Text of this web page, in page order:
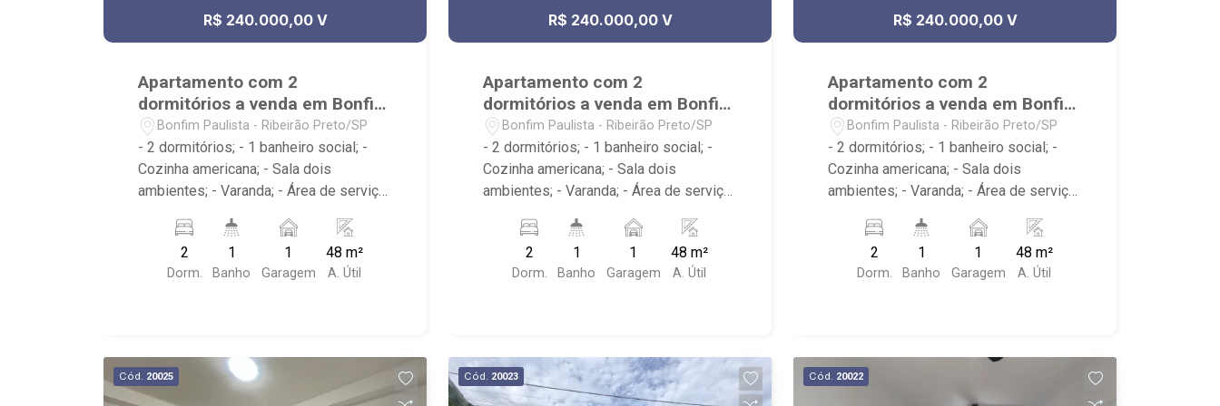
R$ 240.000,00 V
Apartamento com 2
dormitórios a venda em Bonfim
Paulista
Bonfim Paulista - Ribeirão Preto/SP
- 2 dormitórios; - 1 banheiro social; -
Cozinha americana; - Sala dois
ambientes; - Varanda; - Área de serviço;
Campo de Futebol e Salão de Festas; -
Próximo à DaniBe FullStore, Bola na
Grama Bonfim, Baterias Batex,
2
Dorm.
1
Banho
1
Garagem
48 m²
A. Útil
R$ 240.000,00 V
Apartamento com 2
dormitórios a venda em Bonfim
Paulista
Bonfim Paulista - Ribeirão Preto/SP
- 2 dormitórios; - 1 banheiro social; -
Cozinha americana; - Sala dois
ambientes; - Varanda; - Área de serviço;
Campo de Futebol e Salão de Festas; -
Próximo à DaniBe FullStore, Bola na
Grama Bonfim, Baterias Batex,
2
Dorm.
1
Banho
1
Garagem
48 m²
A. Útil
R$ 240.000,00 V
Apartamento com 2
dormitórios a venda em Bonfim
Paulista
Bonfim Paulista - Ribeirão Preto/SP
- 2 dormitórios; - 1 banheiro social; -
Cozinha americana; - Sala dois
ambientes; - Varanda; - Área de serviço;
Campo de Futebol e Salão de Festas; -
Próximo à DaniBe FullStore, Bola na
Grama Bonfim, Baterias Batex,
2
Dorm.
1
Banho
1
Garagem
48 m²
A. Útil
Cód. 20025 Cód. 20023 Cód. 20022